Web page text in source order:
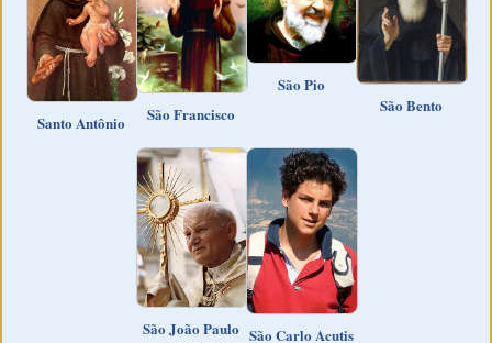
Santo Antônio São Francisco
São Pio
São Bento
São João Paulo São Carlo Acutis